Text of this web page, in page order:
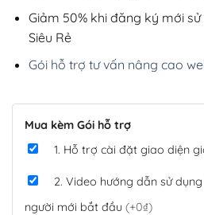
Giảm 50% khi đăng ký mới
Siêu Rẻ
Gói hỗ trợ tư vấn nâng cao
Mua kèm Gói hỗ trợ
1. Hỗ trợ cài đặt giao diện
2. Video hướng dẫn sử
người mới bắt đầu (+0₫)